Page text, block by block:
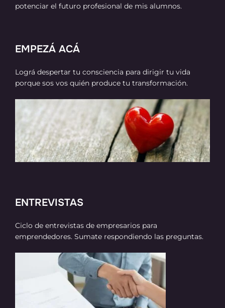
potenciar el futuro profesional de mis alumnos.
EMPEZÁ ACÁ
Lográ despertar tu consciencia para dirigir tu vida
porque sos vos quién produce tu transformación.
ENTREVISTAS
Ciclo de entrevistas de empresarios para
emprendedores. Sumate respondiendo las preguntas.